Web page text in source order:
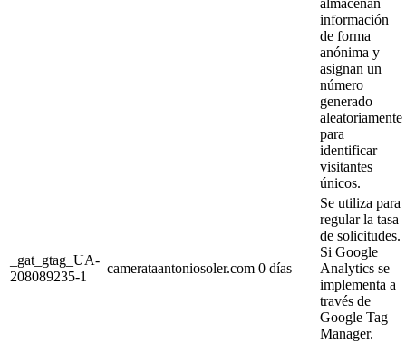
información
de forma
anónima y
asignan un
número
generado
aleatoriamente
para
identificar
visitantes
únicos.
_gat_gtag_UA-
208089235-1
camerataantoniosoler.com 0 días
Se utiliza para
regular la tasa
de solicitudes.
Si Google
Analytics se
implementa a
través de
Google Tag
Manager.